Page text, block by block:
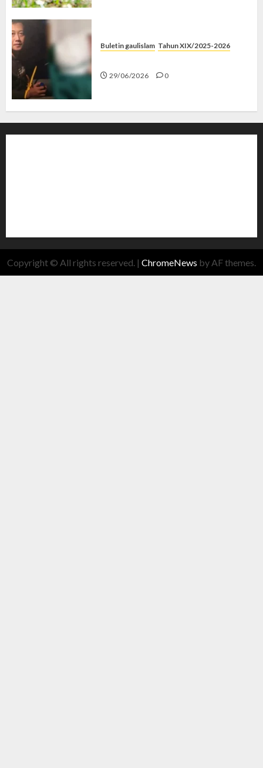
Buletin gaulislam Tahun XIX/2025-2026
29/06/2026 0
Copyright © All rights reserved. | ChromeNews by AF themes.